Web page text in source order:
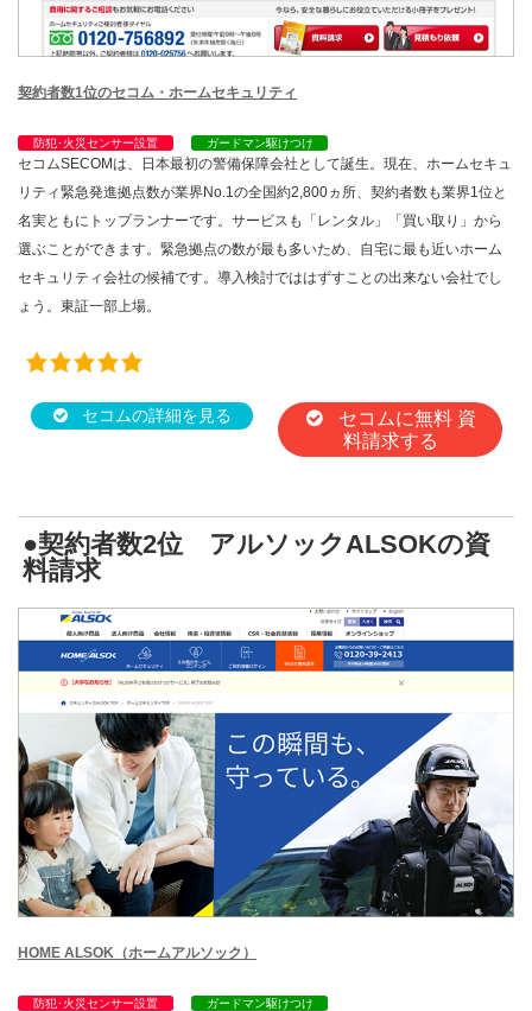
契約者数1位のセコム・ホームセキュリティ
防犯･火災センサー設置 ガードマン駆けつけ
セコムSECOMは、日本最初の警備保障会社として誕生。現在、ホームセキュ
リティ緊急発進拠点数が業界No.1の全国約2,800ヵ所、契約者数も業界1位と
名実ともにトップランナーです。サービスも「レンタル」「買い取り」から
選ぶことができます。緊急拠点の数が最も多いため、自宅に最も近いホーム
セキュリティ会社の候補です。導入検討でははずすことの出来ない会社でし
ょう。東証一部上場。
セコムの詳細を見る
セコムに無料 資
料請求する
●契約者数2位 アルソックALSOKの資
料請求
HOME ALSOK（ホームアルソック）
防犯･火災センサー設置 ガードマン駆けつけ